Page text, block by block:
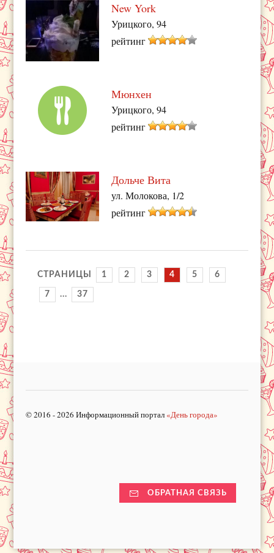
New York
Урицкого, 94
рейтинг
Мюнхен
Урицкого, 94
рейтинг
Дольче Вита
ул. Молокова, 1/2
рейтинг
СТРАНИЦЫ 1 2 3 4 5 6
7 ... 37
© 2016 - 2026 Информационный портал «День города»
ОБРАТНАЯ СВЯЗЬ